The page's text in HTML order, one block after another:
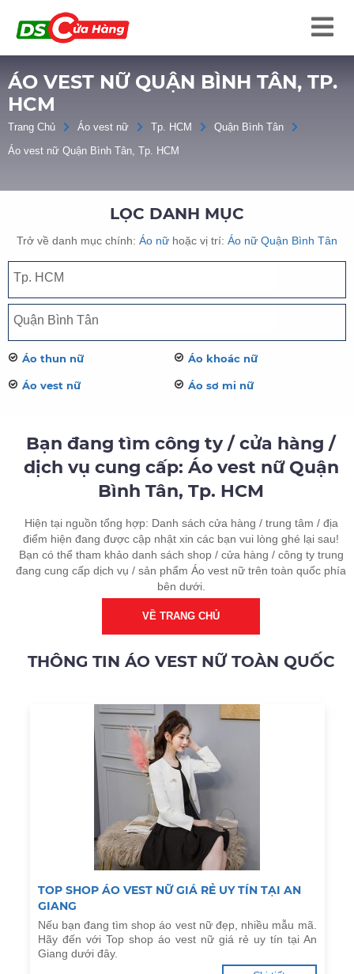
ÁO VEST NỮ QUẬN BÌNH TÂN, TP.
HCM
Trang Chủ Áo vest nữ Tp. HCM
Quận Bình Tân
Áo vest nữ Quận Bình Tân, Tp. HCM
LỌC DANH MỤC
Trở về danh mục chính: Áo nữ hoặc vị trí: Áo nữ Quận Bình Tân
Áo thun nữ Áo khoác nữ
Áo vest nữ Áo sơ mi nữ
Bạn đang tìm công ty / cửa hàng /
dịch vụ cung cấp: Áo vest nữ Quận
Bình Tân, Tp. HCM
Hiện tại nguồn tổng hợp: Danh sách cửa hàng / trung tâm / địa
điểm hiện đang được cập nhật xin các bạn vui lòng ghé lại sau!
Bạn có thể tham khảo danh sách shop / cửa hàng / công ty trung
đang cung cấp dịch vụ / sản phẩm Áo vest nữ trên toàn quốc phía
bên dưới.
VỀ TRANG CHỦ
THÔNG TIN ÁO VEST NỮ TOÀN QUỐC
TOP SHOP ÁO VEST NỮ GIÁ RẺ UY TÍN TẠI AN
GIANG
Nếu bạn đang tìm shop áo vest nữ đẹp, nhiều mẫu mã.
Hãy đến với Top shop áo vest nữ giá rẻ uy tín tại An
Giang dưới đây.